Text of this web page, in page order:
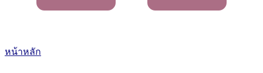
หน้าหลัก